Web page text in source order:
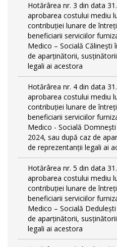
Hotărârea nr. 3 din data
aprobarea costului mediu
contribuției lunare de
beneficiarii serviciilor
Medico – Socială Călineşti
de aparținătorii,
legali ai acestora
Hotărârea nr. 4 din data
aprobarea costului mediu
contribuției lunare de
beneficiarii serviciilor
Medico - Socială
2024, sau după caz de
de reprezentanții legali ai
Hotărârea nr. 5 din data
aprobarea costului mediu
contribuției lunare de
beneficiarii serviciilor
Medico – Socială
de aparținătorii,
legali ai acestora